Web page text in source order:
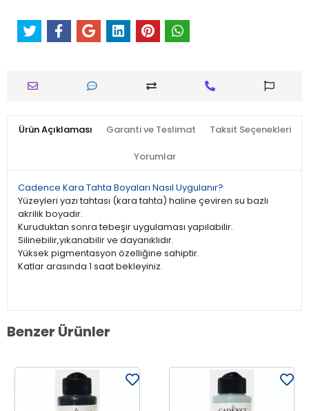
Ürün Açıklaması Garanti ve Teslimat Taksit Seçenekleri
Yorumlar
Cadence Kara Tahta Boyaları Nasıl Uygulanır?
Yüzeyleri yazı tahtası (kara tahta) haline çeviren su bazlı
akrilik boyadır.
Kuruduktan sonra tebeşir uygulaması yapılabilir.
Silinebilir,yıkanabilir ve dayanıklıdır.
Yüksek pigmentasyon özelliğine sahiptir.
Katlar arasında 1 saat bekleyiniz.
Benzer Ürünler